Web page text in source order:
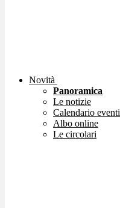
Novità
Panoramica
Le notizie
Calendario eventi
Albo online
Le circolari